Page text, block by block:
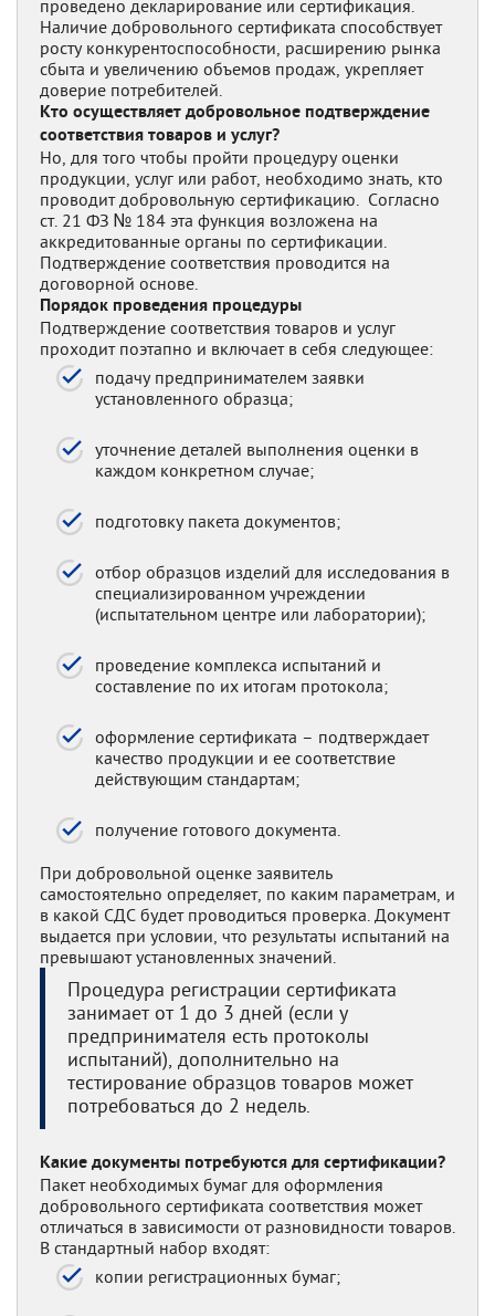
проведено декларирование или сертификация.
Наличие добровольного сертификата способствует
росту конкурентоспособности, расширению рынка
сбыта и увеличению объемов продаж, укрепляет
доверие потребителей.
Кто осуществляет добровольное подтверждение
соответствия товаров и услуг?
Но, для того чтобы пройти процедуру оценки
продукции, услуг или работ, необходимо знать, кто
проводит добровольную сертификацию. Согласно
ст. 21 ФЗ № 184 эта функция возложена на
аккредитованные органы по сертификации.
Подтверждение соответствия проводится на
договорной основе.
Порядок проведения процедуры
Подтверждение соответствия товаров и услуг
проходит поэтапно и включает в себя следующее:
подачу предпринимателем заявки
установленного образца;
уточнение деталей выполнения оценки в
каждом конкретном случае;
подготовку пакета документов;
отбор образцов изделий для исследования в
специализированном учреждении
(испытательном центре или лаборатории);
проведение комплекса испытаний и
составление по их итогам протокола;
оформление сертификата – подтверждает
качество продукции и ее соответствие
действующим стандартам;
получение готового документа.
При добровольной оценке заявитель
самостоятельно определяет, по каким параметрам, и
в какой СДС будет проводиться проверка. Документ
выдается при условии, что результаты испытаний на
превышают установленных значений.
Процедура регистрации сертификата
занимает от 1 до 3 дней (если у
предпринимателя есть протоколы
испытаний), дополнительно на
тестирование образцов товаров может
потребоваться до 2 недель.
Какие документы потребуются для сертификации?
Пакет необходимых бумаг для оформления
добровольного сертификата соответствия может
отличаться в зависимости от разновидности товаров.
В стандартный набор входят:
копии регистрационных бумаг;